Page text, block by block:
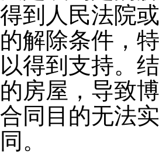
得到人民法院
的解除条件，
以得到支持。
的房屋，导致
合同目的无法
同。